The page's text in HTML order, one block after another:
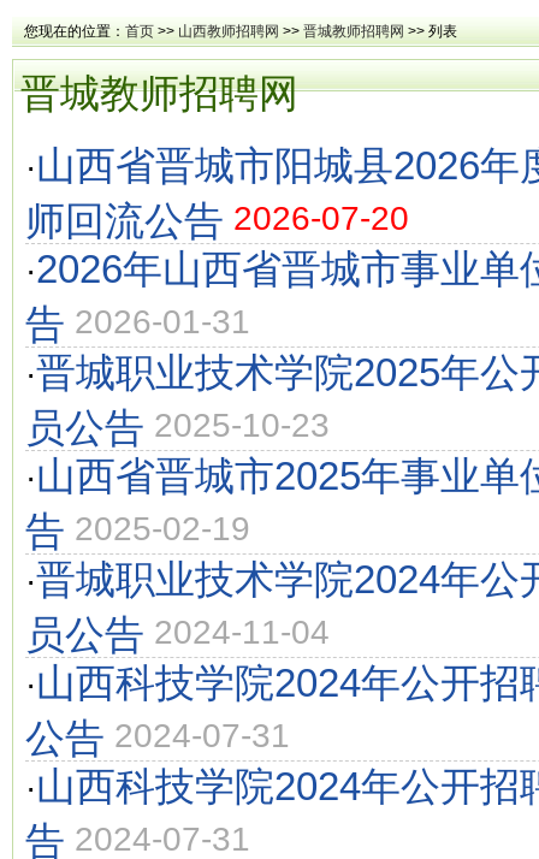
您现在的位置： 首页 >> 山西教师招聘网 >> 晋城教师招聘网 >> 列表
晋城教师招聘网
·山西省晋城市阳城县2026年
师回流公告 2026-07-20
·2026年山西省晋城市事业单
告 2026-01-31
·晋城职业技术学院2025年公
员公告 2025-10-23
·山西省晋城市2025年事业单
告 2025-02-19
·晋城职业技术学院2024年公
员公告 2024-11-04
·山西科技学院2024年公开招
公告 2024-07-31
·山西科技学院2024年公开招
告 2024-07-31